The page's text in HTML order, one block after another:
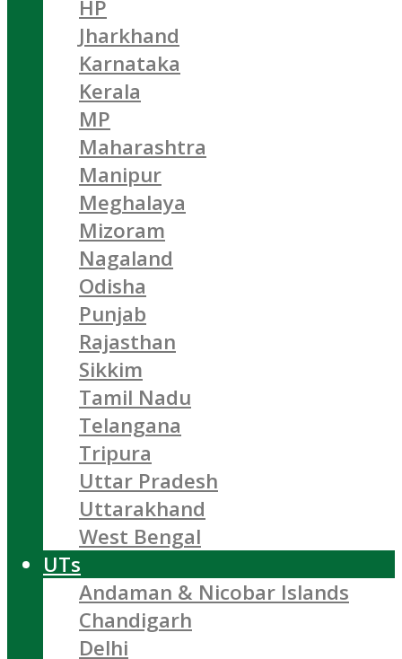
HP
Jharkhand
Karnataka
Kerala
MP
Maharashtra
Manipur
Meghalaya
Mizoram
Nagaland
Odisha
Punjab
Rajasthan
Sikkim
Tamil Nadu
Telangana
Tripura
Uttar Pradesh
Uttarakhand
West Bengal
UTs
Andaman & Nicobar Islands
Chandigarh
Delhi